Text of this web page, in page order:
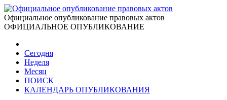
Официальное опубликование правовых актов
ОФИЦИАЛЬНОЕ ОПУБЛИКОВАНИЕ
Сегодня
Неделя
Месяц
ПОИСК
КАЛЕНДАРЬ ОПУБЛИКОВАНИЯ